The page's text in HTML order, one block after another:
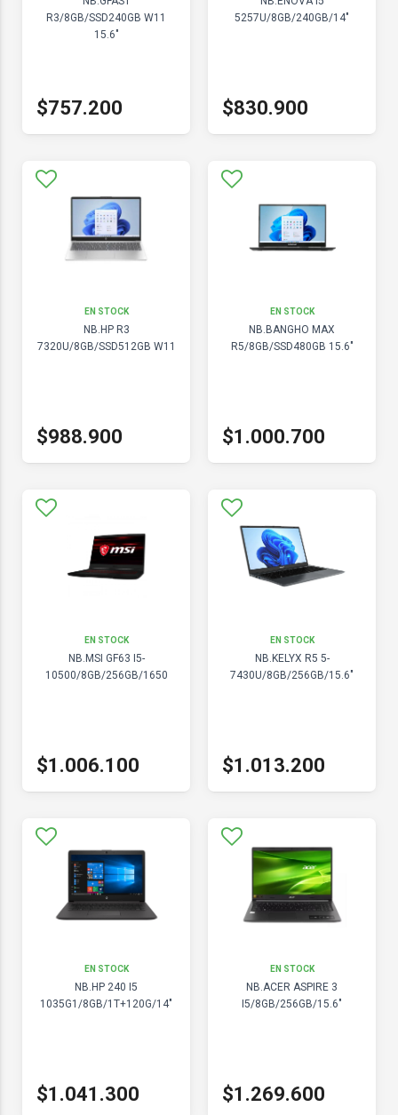
R3/8GB/SSD240GB W11
15.6"
$757.200
5257U/8GB/240GB/14"
$830.900
EN STOCK
NB.HP R3
7320U/8GB/SSD512GB W11
$988.900
EN STOCK
NB.BANGHO MAX
R5/8GB/SSD480GB 15.6"
$1.000.700
EN STOCK
NB.MSI GF63 I5-
10500/8GB/256GB/1650
$1.006.100
EN STOCK
NB.KELYX R5 5-
7430U/8GB/256GB/15.6"
$1.013.200
EN STOCK
NB.HP 240 I5
1035G1/8GB/1T+120G/14"
$1.041.300
EN STOCK
NB.ACER ASPIRE 3
I5/8GB/256GB/15.6"
$1.269.600